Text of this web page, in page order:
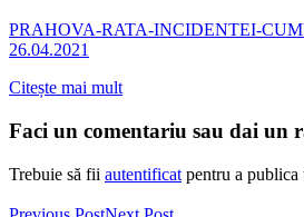
PRAHOVA-RATA-INCIDENTEI-
26.04.2021
Citește mai mult
Faci un comentariu sau dai un
Trebuie să fii autentificat pentru a publica